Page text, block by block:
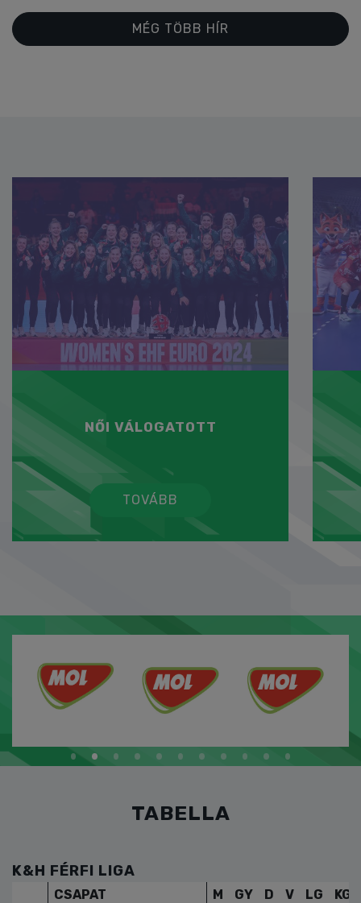
MÉG TÖBB HÍR
NŐI VÁLOGATOTT
TOVÁBB
TABELLA
K&H FÉRFI LIGA
CSAPAT M GY D V LG KG